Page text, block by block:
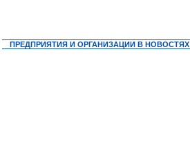
ПРЕДПРИЯТИЯ И ОРГАНИЗАЦИИ В НОВОСТЯХ